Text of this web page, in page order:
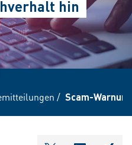
hin
/ Scam-Warnung